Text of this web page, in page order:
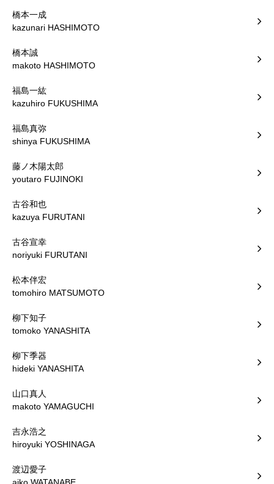
橋本一成
kazunari HASHIMOTO
橋本誠
makoto HASHIMOTO
福島一紘
kazuhiro FUKUSHIMA
福島真弥
shinya FUKUSHIMA
藤ノ木陽太郎
youtaro FUJINOKI
古谷和也
kazuya FURUTANI
古谷宣幸
noriyuki FURUTANI
松本伴宏
tomohiro MATSUMOTO
柳下知子
tomoko YANASHITA
柳下季器
hideki YANASHITA
山口真人
makoto YAMAGUCHI
吉永浩之
hiroyuki YOSHINAGA
渡辺愛子